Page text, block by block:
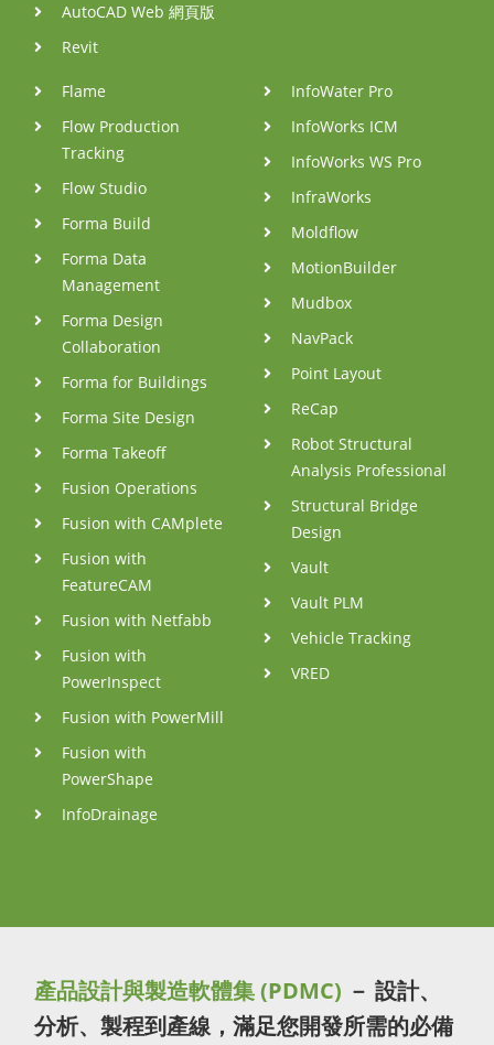
AutoCAD Web 網頁版
Revit
Flame
Flow Production
Tracking
Flow Studio
Forma Build
Forma Data
Management
Forma Design
Collaboration
Forma for Buildings
Forma Site Design
Forma Takeoff
Fusion Operations
Fusion with CAMplete
Fusion with
FeatureCAM
Fusion with Netfabb
Fusion with
PowerInspect
Fusion with PowerMill
Fusion with
PowerShape
InfoDrainage
InfoWater Pro
InfoWorks ICM
InfoWorks WS Pro
InfraWorks
Moldflow
MotionBuilder
Mudbox
NavPack
Point Layout
ReCap
Robot Structural
Analysis Professional
Structural Bridge
Design
Vault
Vault PLM
Vehicle Tracking
VRED
產品設計與製造軟體集 (PDMC) － 設計、
分析、製程到產線，滿足您開發所需的必備